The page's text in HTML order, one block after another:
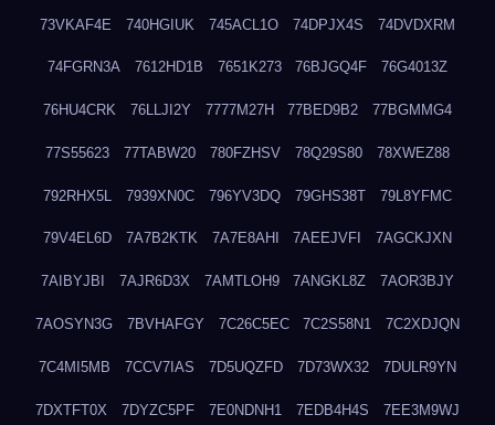
73VKAF4E 740HGIUK 745ACL1O 74DPJX4S 74DVDXRM
74FGRN3A 7612HD1B 7651K273 76BJGQ4F 76G4013Z
76HU4CRK 76LLJI2Y 7777M27H 77BED9B2 77BGMMG4
77S55623 77TABW20 780FZHSV 78Q29S80 78XWEZ88
792RHX5L 7939XN0C 796YV3DQ 79GHS38T 79L8YFMC
79V4EL6D 7A7B2KTK 7A7E8AHI 7AEEJVFI 7AGCKJXN
7AIBYJBI 7AJR6D3X 7AMTLOH9 7ANGKL8Z 7AOR3BJY
7AOSYN3G 7BVHAFGY 7C26C5EC 7C2S58N1 7C2XDJQN
7C4MI5MB 7CCV7IAS 7D5UQZFD 7D73WX32 7DULR9YN
7DXTFT0X 7DYZC5PF 7E0NDNH1 7EDB4H4S 7EE3M9WJ